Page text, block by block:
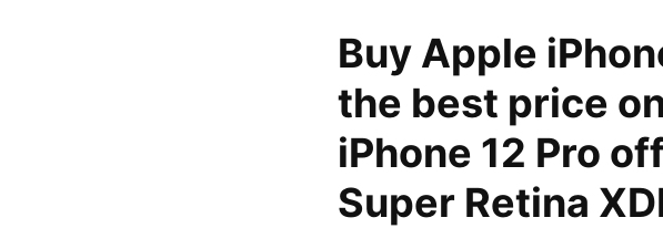
Buy Apple
the best price
iPhone 12 Pro
Super Retina